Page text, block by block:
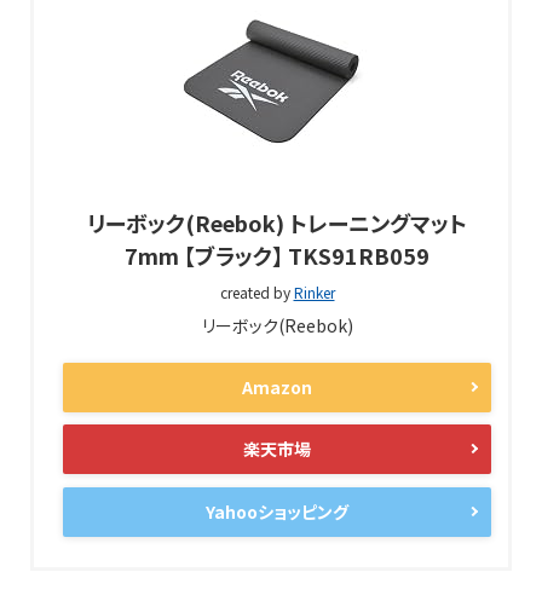
リーボック(Reebok) トレーニングマット
7mm 【ブラック】 TKS91RB059
created byRinker
リーボック(Reebok)
Amazon
楽天市場
Yahooショッピング